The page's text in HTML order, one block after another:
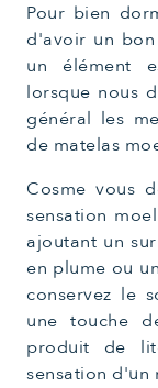
Pour bien
d'avoir un
un élément
lorsque nous
général les
de matelas
Cosme vous
sensation
ajoutant un
en plume ou
conservez le
une touche
produit de
sensation d'un